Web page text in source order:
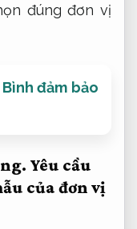
đúng đơn vị
đảm bảo
Yêu cầu
của đơn vị